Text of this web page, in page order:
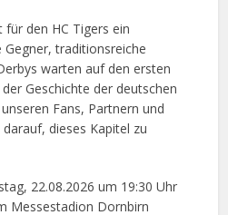
den HC Tigers ein
Gegner, traditionsreiche
warten auf den ersten
Geschichte der deutschen
Fans, Partnern und
dieses Kapitel zu
22.08.2026 um 19:30 Uhr
Messestadion Dornbirn